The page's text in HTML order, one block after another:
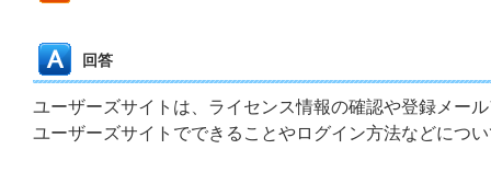
回答
ユーザーズサイトは、ライセンス情報の確認や登録メー
ユーザーズサイトでできることやログイン方法などにつ